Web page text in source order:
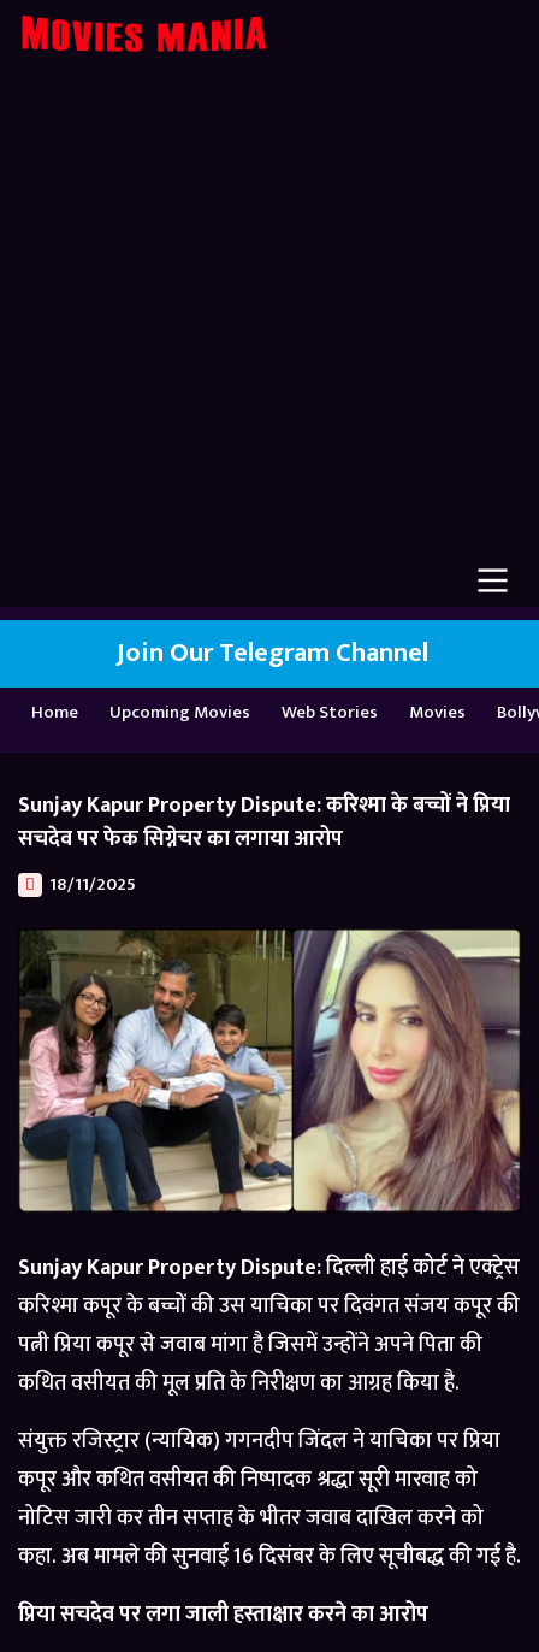
Join Our Telegram Channel
Home Upcoming Movies Web Stories Movies
Sunjay Kapur Property Dispute: करिश्मा के बच्चों ने प्रिया
सचदेव पर फेक सिग्नेचर का लगाया आरोप
18/11/2025
Sunjay Kapur Property Dispute:दिल्ली हाई कोर्ट ने एक्ट्रेस
करिश्मा कपूर के बच्चों की उस याचिका पर दिवंगत संजय कपूर की
पत्नी प्रिया कपूर से जवाब मांगा है जिसमें उन्होंने अपने पिता की
कथित वसीयत की मूल प्रति के निरीक्षण का आग्रह किया है.
संयुक्त रजिस्ट्रार (न्यायिक) गगनदीप जिंदल ने याचिका पर प्रिया
कपूर और कथित वसीयत की निष्पादक श्रद्धा सूरी मारवाह को
नोटिस जारी कर तीन सप्ताह के भीतर जवाब दाखिल करने को
कहा. अब मामले की सुनवाई 16 दिसंबर के लिए सूचीबद्ध की गई है.
प्रिया सचदेव पर लगा जाली हस्ताक्षार करने का आरोप